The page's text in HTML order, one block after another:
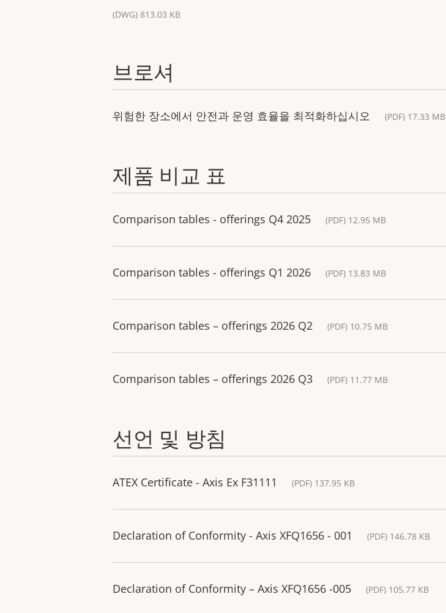
(DWG) 813.03 KB
브로셔
위험한 장소에서 안전과 운영 효율을 최적화하십시오 (PDF) 17.33 MB
제품 비교 표
Comparison tables - offerings Q4 2025 (PDF) 12.95 MB
Comparison tables - offerings Q1 2026 (PDF) 13.83 MB
Comparison tables – offerings 2026 Q2 (PDF) 10.75 MB
Comparison tables – offerings 2026 Q3 (PDF) 11.77 MB
선언 및 방침
ATEX Certificate - Axis Ex F31111 (PDF) 137.95 KB
Declaration of Conformity - Axis XFQ1656 - 001 (PDF) 146.78 KB
Declaration of Conformity – Axis XFQ1656 -005 (PDF) 105.77 KB